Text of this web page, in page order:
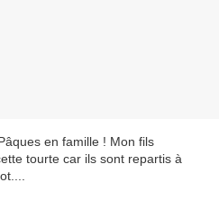
en famille ! Mon fils
tourte car ils sont repartis à